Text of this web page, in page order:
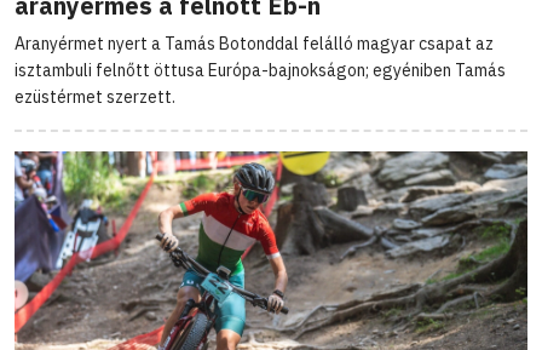
Aranyérmet nyert a Tamás Botonddal felálló magyar csapat az
isztambuli felnőtt öttusa Európa-bajnokságon; egyéniben Tamás
ezüstérmet szerzett.